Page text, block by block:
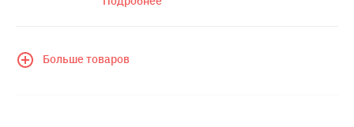
Больше товаров